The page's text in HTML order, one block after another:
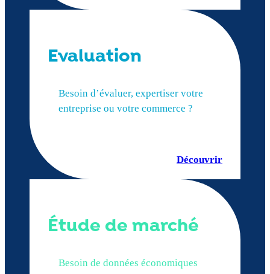
Evaluation
Besoin d’évaluer, expertiser votre
entreprise ou votre commerce ?
Découvrir
Étude de marché
Besoin de données économiques